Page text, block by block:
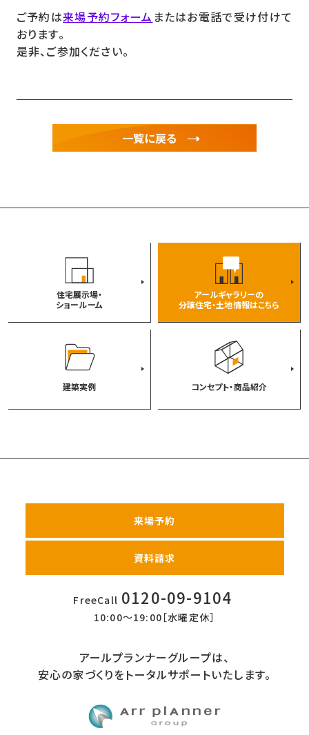
ご予約は来場予約フォーム またはお電話で受け付けて
おります。
是非、ご参加ください。
一覧に戻る
住宅展示場・
ショールーム
アールギャラリーの
分譲住宅・土地情報はこちら
建築実例 コンセプト・商品紹介
来場予約
資料請求
FreeCall 0120-09-9104
10:00〜19:00［水曜定休］
アールプランナーグループは、
安心の家づくりをトータルサポートいたします。